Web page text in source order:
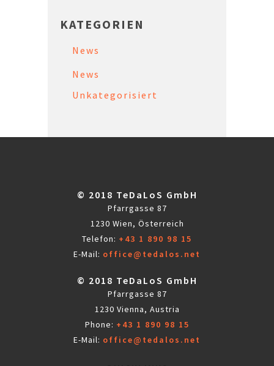
KATEGORIEN
News
News
Unkategorisiert
© 2018 TeDaLoS GmbH
Pfarrgasse 87
1230 Wien, Österreich
Telefon: +43 1 890 98 15
E-Mail: office@tedalos.net
© 2018 TeDaLoS GmbH
Pfarrgasse 87
1230 Vienna, Austria
Phone: +43 1 890 98 15
E-Mail: office@tedalos.net